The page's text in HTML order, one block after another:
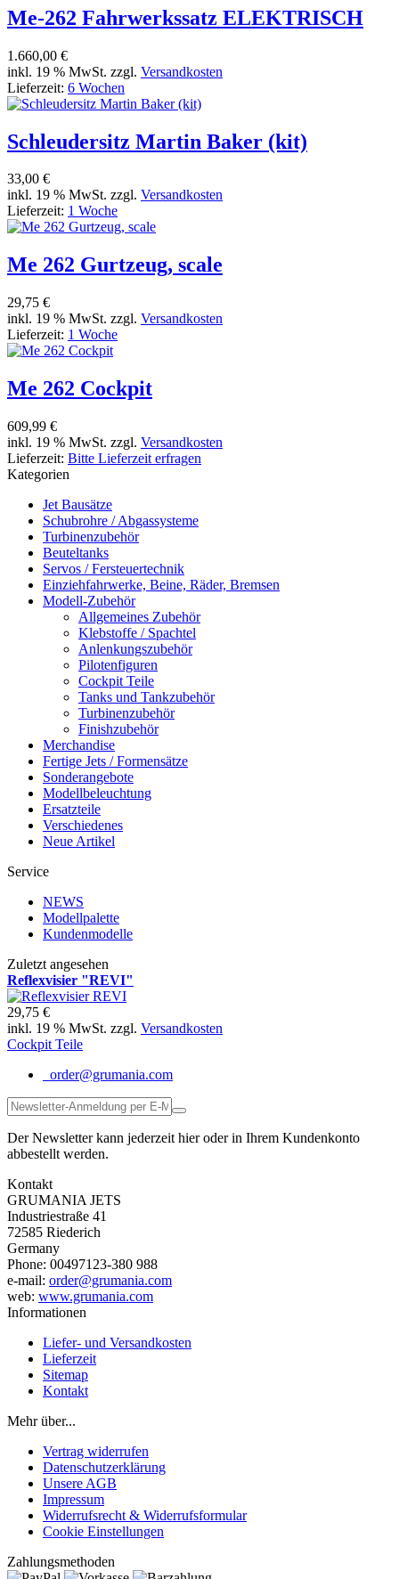
Me-262 Fahrwerkssatz ELEKTRISCH
1.660,00 €
inkl. 19 % MwSt. zzgl. Versandkosten
Lieferzeit: 6 Wochen
Schleudersitz Martin Baker (kit)
33,00 €
inkl. 19 % MwSt. zzgl. Versandkosten
Lieferzeit: 1 Woche
Me 262 Gurtzeug, scale
29,75 €
inkl. 19 % MwSt. zzgl. Versandkosten
Lieferzeit: 1 Woche
Me 262 Cockpit
609,99 €
inkl. 19 % MwSt. zzgl. Versandkosten
Lieferzeit: Bitte Lieferzeit erfragen
Kategorien
Jet Bausätze
Schubrohre / Abgassysteme
Turbinenzubehör
Beuteltanks
Servos / Fersteuertechnik
Einziehfahrwerke, Beine, Räder, Bremsen
Modell-Zubehör
Allgemeines Zubehör
Klebstoffe / Spachtel
Anlenkungszubehör
Pilotenfiguren
Cockpit Teile
Tanks und Tankzubehör
Turbinenzubehör
Finishzubehör
Merchandise
Fertige Jets / Formensätze
Sonderangebote
Modellbeleuchtung
Ersatzteile
Verschiedenes
Neue Artikel
Service
NEWS
Modellpalette
Kundenmodelle
Zuletzt angesehen
Reflexvisier "REVI"
29,75 €
inkl. 19 % MwSt. zzgl. Versandkosten
Cockpit Teile
order@grumania.com
Der Newsletter kann jederzeit hier oder in Ihrem Kundenkonto
abbestellt werden.
Kontakt
GRUMANIA JETS
Industriestraße 41
72585 Riederich
Germany
Phone: 00497123-380 988
e-mail: order@grumania.com
web: www.grumania.com
Informationen
Liefer- und Versandkosten
Lieferzeit
Sitemap
Kontakt
Mehr über...
Vertrag widerrufen
Datenschutzerklärung
Unsere AGB
Impressum
Widerrufsrecht & Widerrufsformular
Cookie Einstellungen
Zahlungsmethoden